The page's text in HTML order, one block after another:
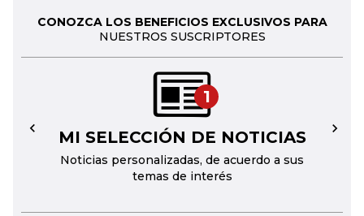
CONOZCA LOS BENEFICIOS EXCLUSIVOS PARA
NUESTROS SUSCRIPTORES
1
MI SELECCIÓN DE NOTICIAS
Noticias personalizadas, de acuerdo a sus
temas de interés
← →